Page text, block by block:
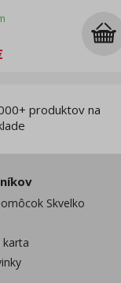
produktov na
Skvelko
karta